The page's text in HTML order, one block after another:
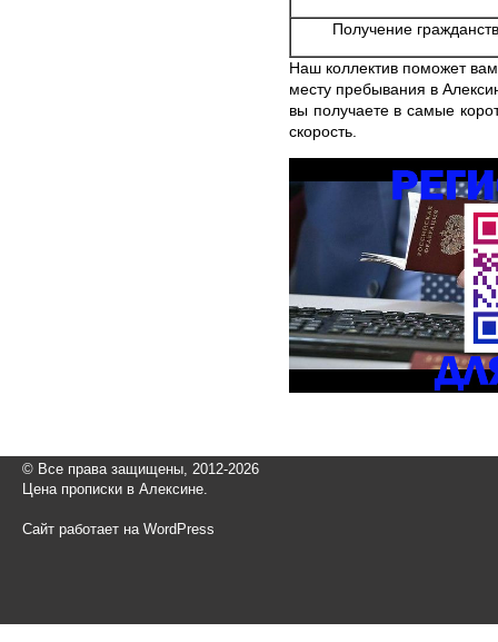
Получение
Наш коллектив поможет
месту пребывания в
вы получаете в самые
скорость.
© Все права защищены, 2012-2026
Цена прописки в Алексине.
Сайт работает на WordPress